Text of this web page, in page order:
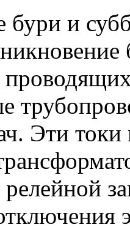
бури и
Эти
релейной